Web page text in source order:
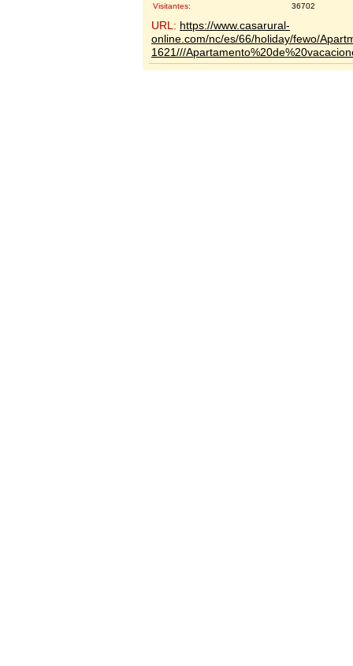
Visitantes:
36702
URL: https://www.casarural-
online.com/nc/es/66/holiday/fewo/
1621///